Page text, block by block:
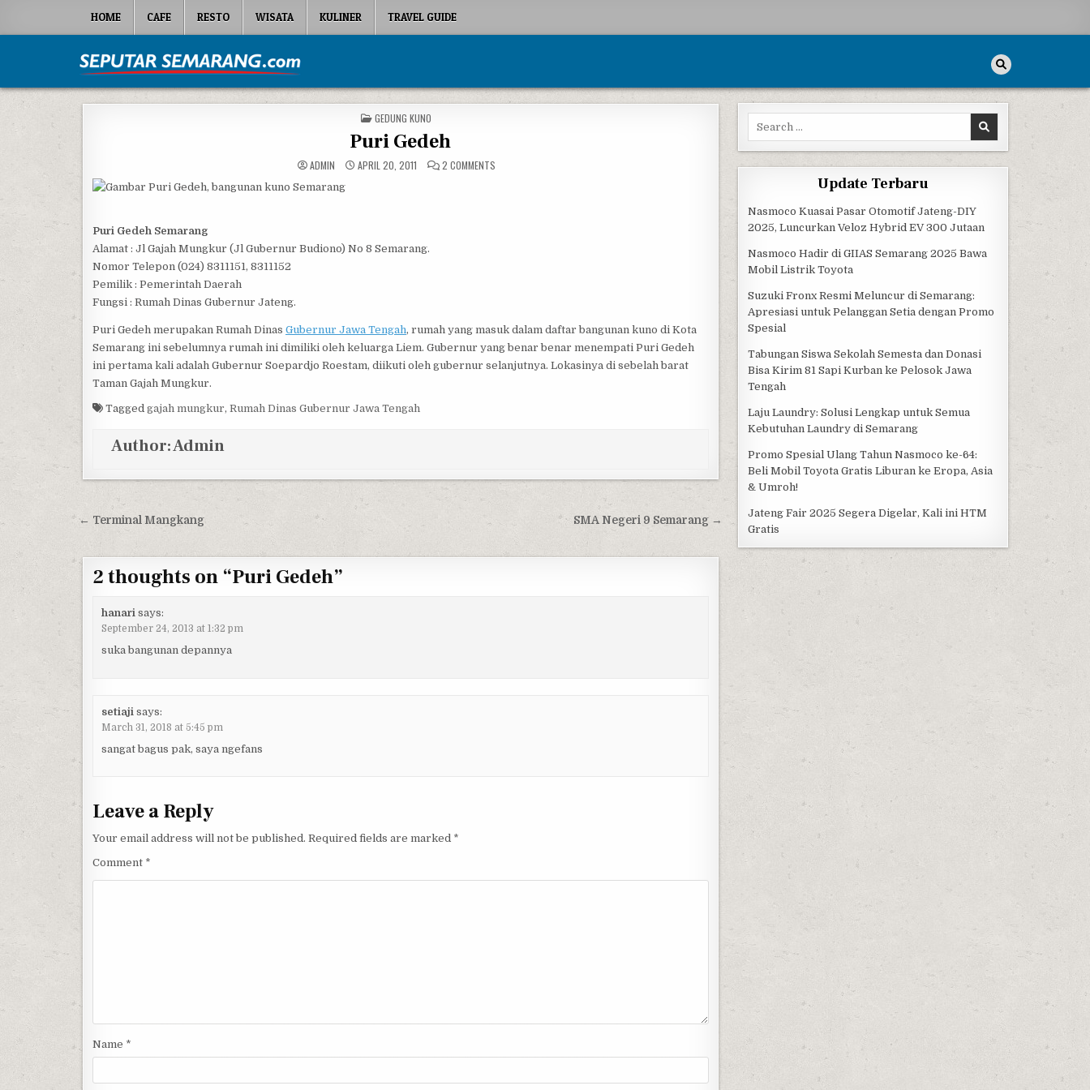
HOME CAFE RESTO WISATA KULINER TRAVEL GUIDE
Seputar Semarang
POSTED IN
GEDUNG KUNO
Puri Gedeh
ADMIN APRIL 20, 2011 2 COMMENTSON PURI GEDEH
Puri Gedeh Semarang
Alamat : Jl Gajah Mungkur (Jl Gubernur Budiono) No 8 Semarang.
Nomor Telepon (024) 8311151, 8311152
Pemilik : Pemerintah Daerah
Fungsi : Rumah Dinas Gubernur Jateng.
Puri Gedeh merupakan Rumah Dinas Gubernur Jawa Tengah, rumah yang masuk dalam daftar bangunan kuno di Kota
Semarang ini sebelumnya rumah ini dimiliki oleh keluarga Liem. Gubernur yang benar benar menempati Puri Gedeh
ini pertama kali adalah Gubernur Soepardjo Roestam, diikuti oleh gubernur selanjutnya. Lokasinya di sebelah barat
Taman Gajah Mungkur.
Tagged gajah mungkur, Rumah Dinas Gubernur Jawa Tengah
Author:Admin
Post navigation SMA Negeri 9 Semarang →
← Terminal Mangkang
2 thoughts on “Puri Gedeh”
hanari says:
September 24, 2013 at 1:32 pm
suka bangunan depannya
setiaji says:
March 31, 2018 at 5:45 pm
sangat bagus pak, saya ngefans
Leave a Reply
Your email address will not be published. Required fields are marked *
Comment *
Name *
Search for:
Update Terbaru
Nasmoco Kuasai Pasar Otomotif Jateng-DIY
2025, Luncurkan Veloz Hybrid EV 300 Jutaan
Nasmoco Hadir di GIIAS Semarang 2025 Bawa
Mobil Listrik Toyota
Suzuki Fronx Resmi Meluncur di Semarang:
Apresiasi untuk Pelanggan Setia dengan Promo
Spesial
Tabungan Siswa Sekolah Semesta dan Donasi
Bisa Kirim 81 Sapi Kurban ke Pelosok Jawa
Tengah
Laju Laundry: Solusi Lengkap untuk Semua
Kebutuhan Laundry di Semarang
Promo Spesial Ulang Tahun Nasmoco ke-64:
Beli Mobil Toyota Gratis Liburan ke Eropa, Asia
& Umroh!
Jateng Fair 2025 Segera Digelar, Kali ini HTM
Gratis